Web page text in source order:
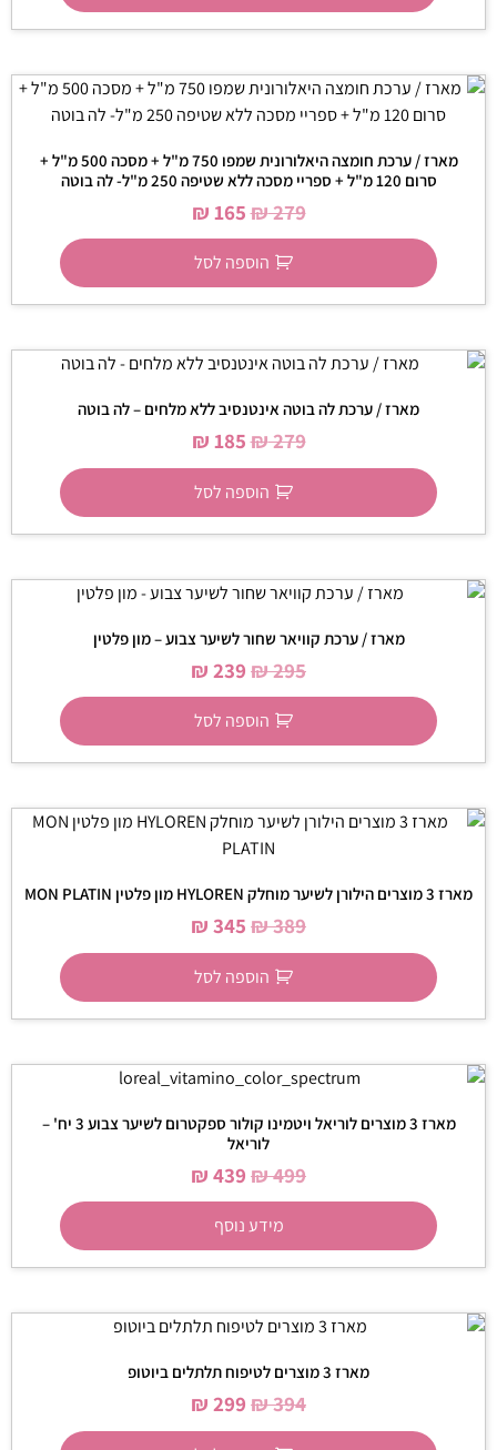
מארז / ערכת חומצה היאלורונית שמפו 750 מ"ל + מסכה 500 מ"ל +
סרום 120 מ"ל + ספריי מסכה ללא שטיפה 250 מ"ל- לה בוטה
₪279
₪165
הוספה לסל
מארז / ערכת לה בוטה אינטנסיב ללא מלחים – לה בוטה
₪279
₪185
הוספה לסל
מארז / ערכת קוויאר שחור לשיער צבוע – מון פלטין
₪295
₪239
הוספה לסל
מארז 3 מוצרים הילורן לשיער מוחלק HYLOREN מון פלטין MON PLATIN
₪389
₪345
הוספה לסל
מארז 3 מוצרים לוריאל ויטמינו קולור ספקטרום לשיער צבוע 3 יח' –
לוריאל
₪499
₪439
מידע נוסף
מארז 3 מוצרים לטיפוח תלתלים ביוטופ
₪394
₪299